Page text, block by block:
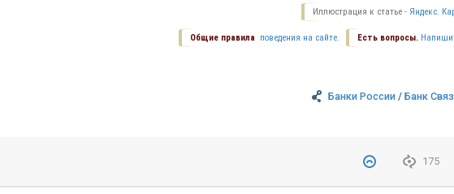
Иллюстрация к статье - Яндекс.
Есть вопросы.
Общие правила поведения на сайте.
Банки России /Банк
175